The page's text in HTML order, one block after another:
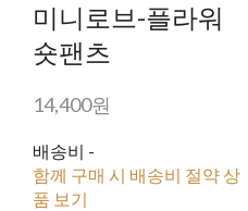
미니로브-플라워
숏팬츠
14,400원
배송비 -
함께 구매 시 배송비 절약 상
품 보기